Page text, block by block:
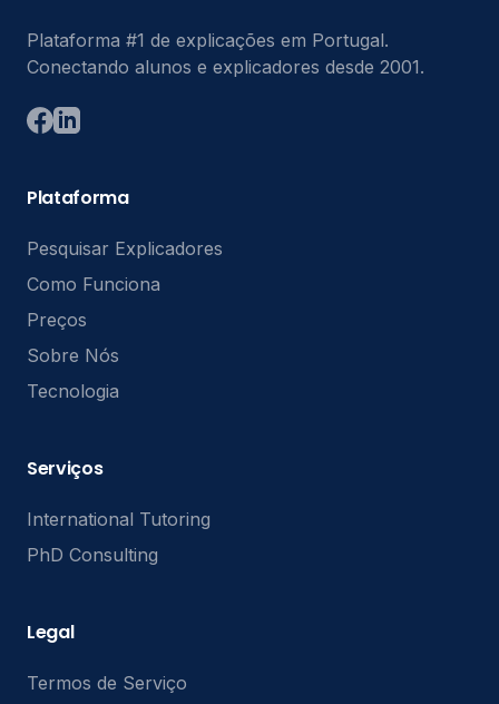
Plataforma #1 de explicações em Portugal.
Conectando alunos e explicadores desde 2001.
Plataforma
Pesquisar Explicadores
Como Funciona
Preços
Sobre Nós
Tecnologia
Serviços
International Tutoring
PhD Consulting
Legal
Termos de Serviço